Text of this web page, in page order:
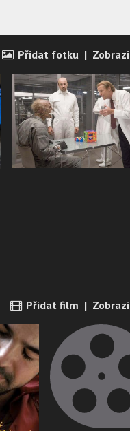
Přidat fotku |
Přidat film |